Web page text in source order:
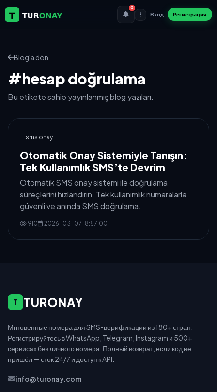
0
Вход Регистрация
Blog'a dön
#hesap doğrulama
Bu etikete sahip yayınlanmış blog yazıları.
sms onay
Otomatik Onay Sistemiyle Tanışın:
Tek Kullanımlık SMS’te Devrim
Otomatik SMS onay sistemi ile doğrulama
süreçlerini hızlandırın. Tek kullanımlık numaralarla
güvenli ve anında SMS doğrulama.
910 2026-03-07 18:57:00
T TURONAY
Мгновенные номера для SMS-верификации из 180+ стран.
Регистрируйтесь в WhatsApp, Telegram, Instagram и 500+
сервисах без личного номера. Полный возврат, если код не
пришёл — сток 24/7 и доступ к API.
info@turonay.com